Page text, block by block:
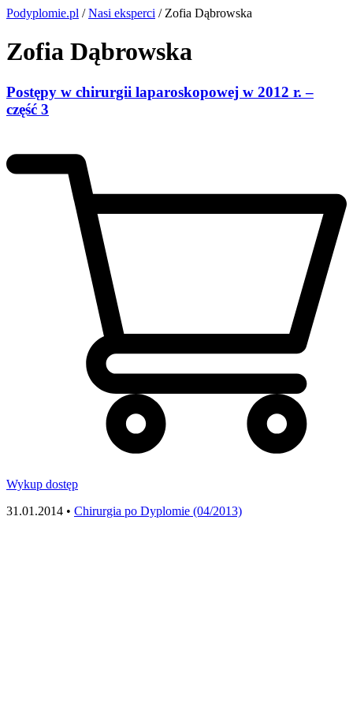
Podyplomie.pl /Nasi eksperci / Zofia Dąbrowska
Zofia Dąbrowska
Postępy w chirurgii laparoskopowej w 2012 r. –
część 3
Wykup dostęp
31.01.2014 • Chirurgia po Dyplomie (04/2013)